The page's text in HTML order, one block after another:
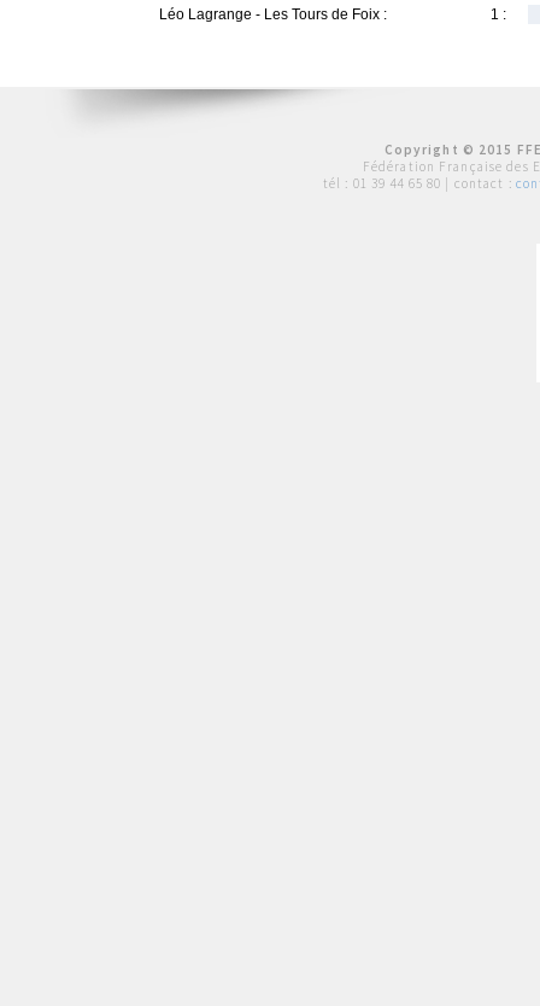
Léo Lagrange - Les Tours de Foix :
1 :
Copyright © 2015
Fédération Française des
tél : 01 39 44 65 80 | contact :